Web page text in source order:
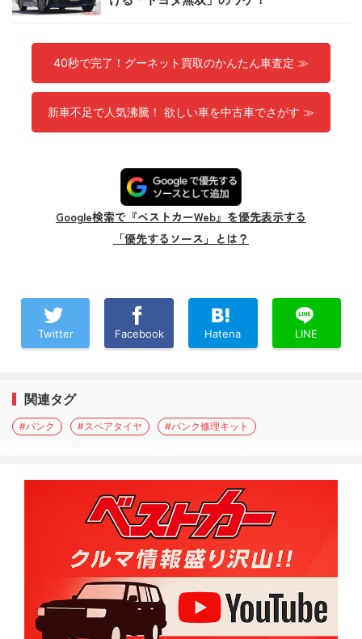
40秒で完了！グーネット買取のかんたん車査定 ≫
新車不足で人気沸騰！ 欲しい車を中古車でさがす ≫
Google検索で『ベストカーWeb』を優先表示する
「優先するソース」とは？
Twitter Facebook Hatena LINE
関連タグ
#パンク #スペアタイヤ #パンク修理キット